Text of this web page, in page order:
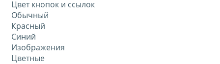
Цвет кнопок и ссылок
Обычный
Красный
Синий
Изображения
Цветные